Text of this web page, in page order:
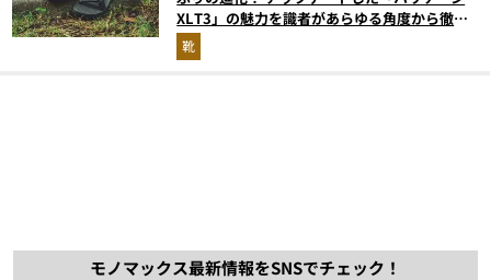
XLT3」の魅力を識者があらゆる角度から徹底
解説！
靴
モノマックス最新情報をSNSでチェック！